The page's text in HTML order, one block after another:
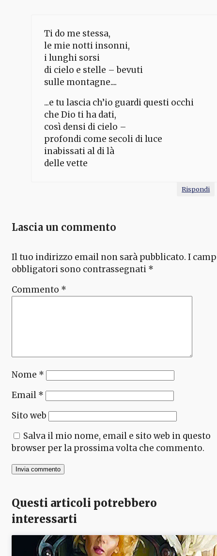
Ti do me stessa,
le mie notti insonni,
i lunghi sorsi
di cielo e stelle – bevuti
sulle montagne....
...e tu lascia ch’io guardi questi occhi
che Dio ti ha dati,
così densi di cielo –
profondi come secoli di luce
inabissati al di là
delle vette
Rispondi
Lascia un commento
Il tuo indirizzo email non sarà pubblicato. I
obbligatori sono contrassegnati *
Commento *
Nome *
Email *
Sito web
Salva il mio nome, email e sito web in questo
browser per la prossima volta che commento.
Questi articoli potrebbero
interessarti